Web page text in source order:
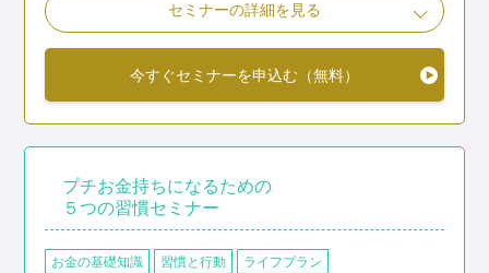
こんな人におすすめ
金銭的不安を払拭したい
マネーマシンの作り方セミナーの詳細を見る
セミナーの詳細を見る
今すぐセミナーを申込む（無料）
プチお金持ちになるための
５つの習慣セミナー
お金の基礎知識 習慣と行動 ライフプラン